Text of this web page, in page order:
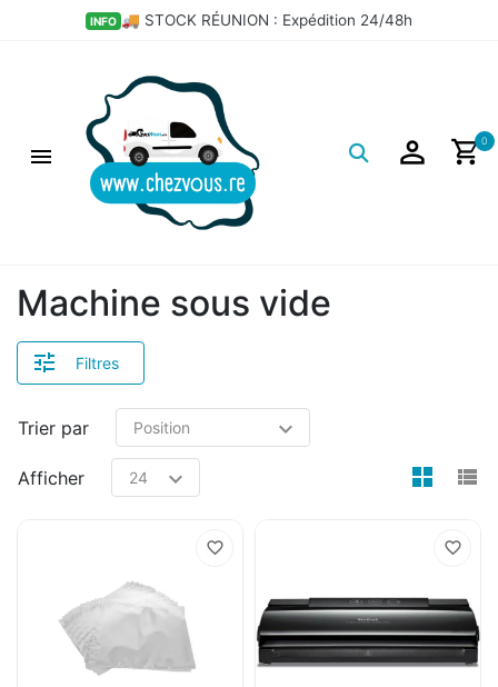
INFO 🚚 STOCK RÉUNION : Expédition 24/48h
0
Machine sous vide
Filtres
Trier par
Afficher
×